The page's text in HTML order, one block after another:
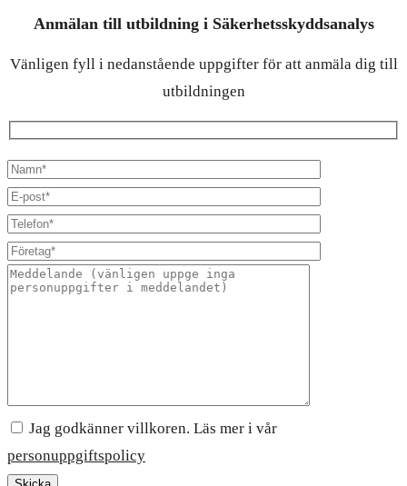
Anmälan till utbildning i Säkerhetsskyddsanalys
Vänligen fyll i nedanstående uppgifter för att anmäla dig till
utbildningen
Jag godkänner villkoren. Läs mer i vår
personuppgiftspolicy